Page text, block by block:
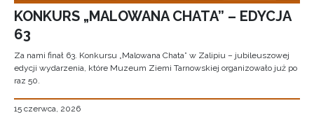
KONKURS „MALOWANA CHATA” – EDYCJA
63
Za nami finał 63. Konkursu „Malowana Chata” w Zalipiu – jubileuszowej
edycji wydarzenia, które Muzeum Ziemi Tarnowskiej organizowało już po
raz 50.
15 czerwca, 2026